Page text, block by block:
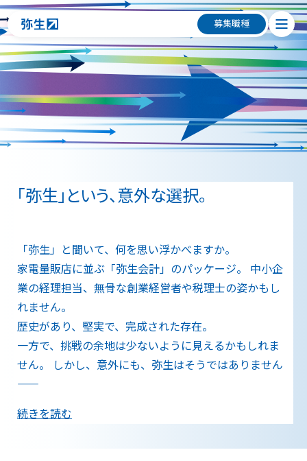
募集職種
募
集
職
種
「弥生」という、意外な選択。
「弥生」と聞いて、何を思い浮かべますか。
家電量販店に並ぶ「弥生会計」のパッケージ。
中小企
業の経理担当、無骨な創業経営者や税理士の姿かもし
れません。
歴史があり、堅実で、完成された存在。
一方で、挑戦の余地は少ないように見えるかもしれま
せん。
しかし、意外にも、弥生はそうではありません
——
続きを読む